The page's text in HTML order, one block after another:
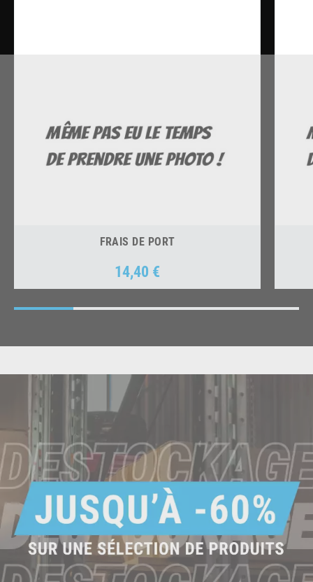
FRAIS DE PORT
Prix
14,40 €